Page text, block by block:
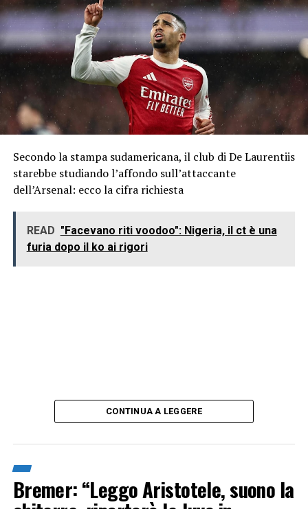
Secondo la stampa sudamericana, il club di De Laurentiis
starebbe studiando l’affondo sull’attaccante
dell’Arsenal: ecco la cifra richiesta
READ "Facevano riti voodoo": Nigeria, il ct è una
furia dopo il ko ai rigori
CONTINUA A LEGGERE
Bremer: “Leggo Aristotele, suono la